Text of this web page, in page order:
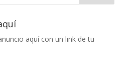
aquí con un link de tu